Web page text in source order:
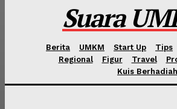
Suara
Berita UMKM Start Up Tips
Regional
Figur Travel
Kuis Berhadiah